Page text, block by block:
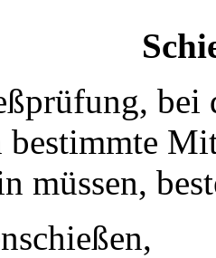
bei
müssen,